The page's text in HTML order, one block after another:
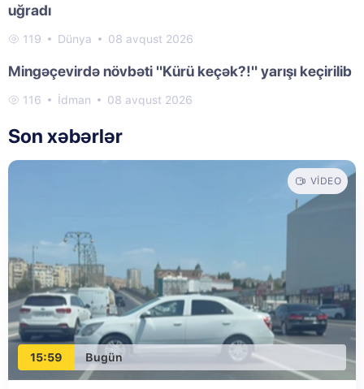
uğradı
119 Dünya 08 avqust 2026
Mingəçevirdə növbəti "Kürü keçək?!" yarışı keçirilib
116 İdman 08 avqust 2026
Son xəbərlər
15:59 Bugün
VIDEO